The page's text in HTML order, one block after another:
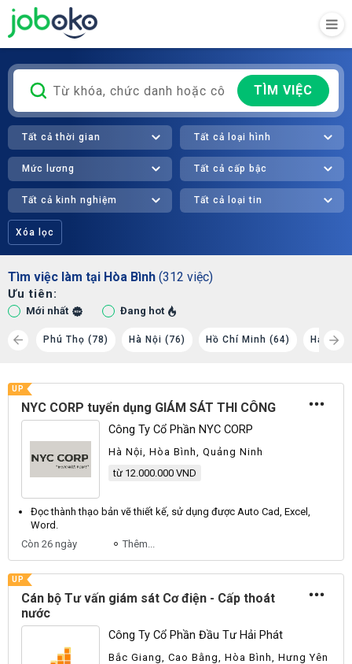
TÌM VIỆC
Tất cả thời gian Tất cả loại hình
Mức lương Tất cả cấp bậc
Tất cả kinh nghiệm Tất cả loại tin
Xóa lọc
Tìm việc làm tại Hòa Bình (312 việc)
Ưu tiên:
Mới nhất Đang hot
(16) Phú Thọ (78) Hà Nội (76) Hồ Chí Minh (64) Hải
UP
NYC CORP tuyển dụng GIÁM SÁT THI CÔNG
Công Ty Cổ Phần NYC CORP
Hà Nội, Hòa Bình, Quảng Ninh
từ 12.000.000 VND
Đọc thành thạo bản vẽ thiết kế, sử dụng được Auto Cad, Excel ,
Word .
Còn 26 ngày
Thêm...
UP
Cán bộ Tư vấn giám sát Cơ điện - Cấp thoát
nước
Công Ty Cổ Phần Đầu Tư Hải Phát
Bắc Giang, Cao Bằng, Hòa Bình, Hưng Yên